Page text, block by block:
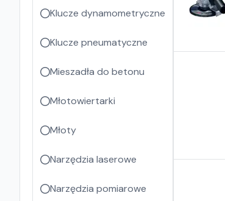
Klucze dynamometryczne
Klucze pneumatyczne
Mieszadła do betonu
Młotowiertarki
Młoty
Narzędzia laserowe
Narzędzia pomiarowe